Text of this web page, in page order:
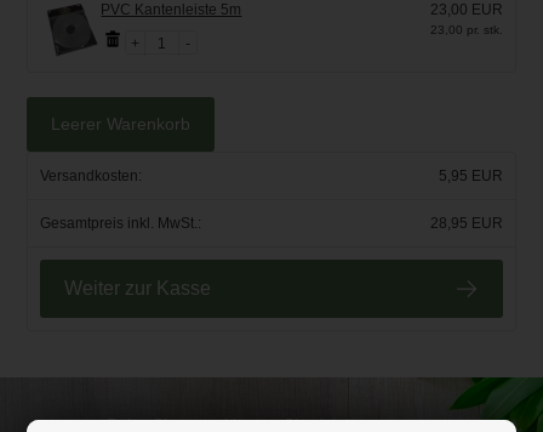
PVC Kantenleiste 5m
1
23,00 EUR
23,00 pr. stk.
Leerer Warenkorb
Versandkosten: 5,95 EUR
Gesamtpreis inkl. MwSt.: 28,95 EUR
Weiter zur Kasse
Rufen Sie an und lassen Sie sich beraten unter